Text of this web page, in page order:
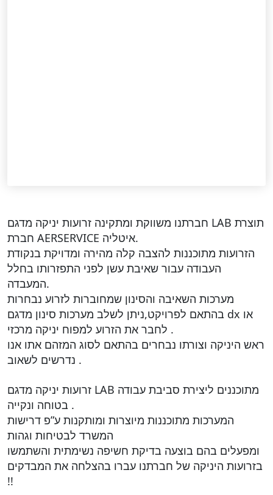
חברתנו משווקת ומתקינה זרועות יניקה מדגם LAB תוצרת
חברת AERSERVICE איטליה.
הזרועות מתוכננות להצבה קלה מהירה ומדויקת בנקודת
העבודה עבור שאיבת עשן לפני התפזרותו בחלל
המעבדה.
מערכות השאיבה והסינון שמחוברות לזרוע נבחרות
בהתאם לפרויקט,ניתן לשלב מערכות סינון מדגם dx או
לחבר את הזרוע למפוח יניקה מרכזי .
ראש היניקה וצורתו נבחרים בהתאם לסוג המזהם אתו אנו
נדרשים לשאוב .
זרועות יניקה מדגם LAB מתוכננים ליצירת סביבת עבודה
בטוחה ונקייה .
המערכות מתוכננות מיוצרות ומותקנות ע”פ דרישות
המשרד לבטיחות וגהות
ומפעלים בהם בוצעה בדיקת חשיפה נשימתית והשתמשו
בזרועות היניקה של חברתנו עברו בהצלחה את המבדקים
!!